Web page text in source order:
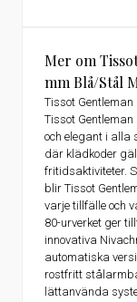
Mer om
mm Blå/Stål
Tissot
Tissot
och elegant i alla
där klädkoder
fritidsaktiviteter.
blir Tissot
varje tillfälle och
80-urverket ger
innovativa
automatiska
rostfritt
lättanvända